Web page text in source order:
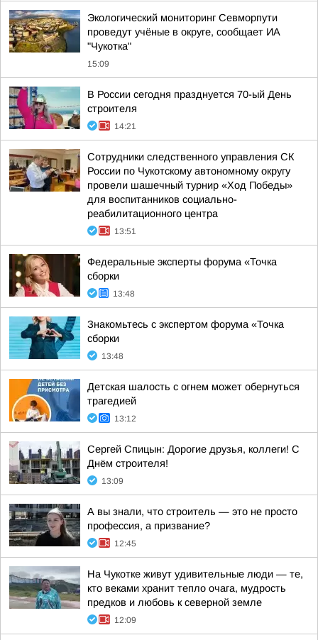
Экологический мониторинг Севморпути
проведут учёные в округе, сообщает ИА
"Чукотка"
15:09
В России сегодня празднуется 70-ый День
строителя
14:21
Сотрудники следственного управления СК
России по Чукотскому автономному округу
провели шашечный турнир «Ход Победы»
для воспитанников социально-
реабилитационного центра
13:51
Федеральные эксперты форума «Точка
сборки
13:48
Знакомьтесь с экспертом форума «Точка
сборки
13:48
Детская шалость с огнем может обернуться
трагедией
13:12
Сергей Спицын: Дорогие друзья, коллеги! С
Днём строителя!
13:09
А вы знали, что строитель — это не просто
профессия, а призвание?
12:45
На Чукотке живут удивительные люди — те,
кто веками хранит тепло очага, мудрость
предков и любовь к северной земле
12:09